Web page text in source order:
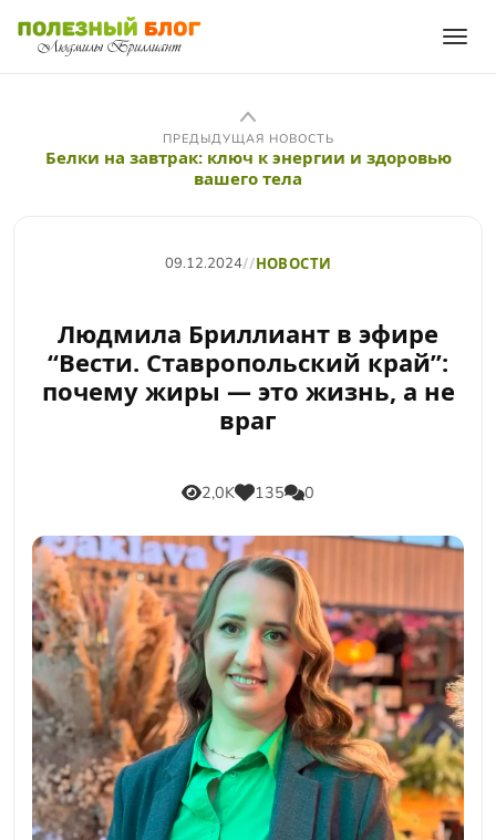
ПРЕДЫДУЩАЯ НОВОСТЬ
Белки на завтрак: ключ к энергии и здоровью
вашего тела
09.12.2024//НОВОСТИ
Людмила Бриллиант в эфире
“Вести. Ставропольский край”:
почему жиры — это жизнь, а не
враг
2,0K 135 0